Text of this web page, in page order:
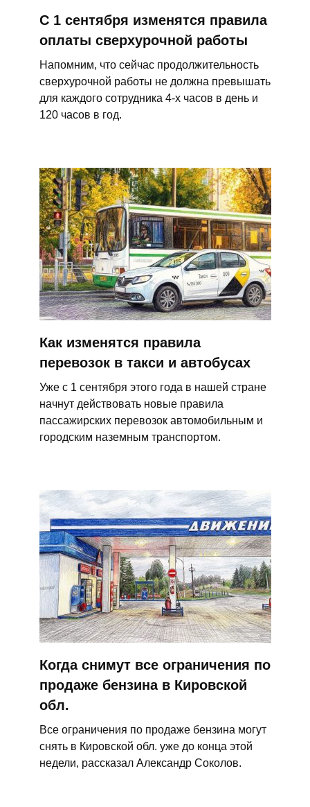
С 1 сентября изменятся правила
оплаты сверхурочной работы
Напомним, что сейчас продолжительность
сверхурочной работы не должна превышать
для каждого сотрудника 4-х часов в день и
120 часов в год.
Как изменятся правила
перевозок в такси и автобусах
Уже с 1 сентября этого года в нашей стране
начнут действовать новые правила
пассажирских перевозок автомобильным и
городским наземным транспортом.
Когда снимут все ограничения по
продаже бензина в Кировской
обл.
Все ограничения по продаже бензина могут
снять в Кировской обл. уже до конца этой
недели, рассказал Александр Соколов.